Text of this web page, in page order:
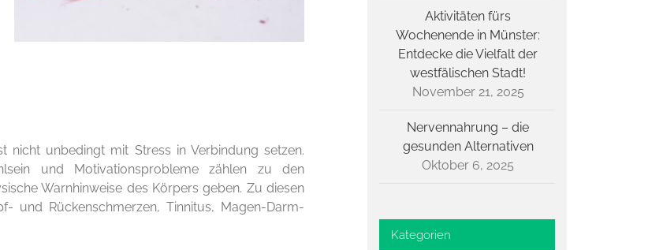
nicht unbedingt mit Stress in Verbindung setzen.
und Motivationsprobleme zählen zu den
Warnhinweise des Körpers geben. Zu diesen
und Rückenschmerzen, Tinnitus, Magen-Darm-
Aktivitäten fürs
Wochenende in Münster:
Entdecke die Vielfalt der
westfälischen Stadt!
November 21, 2025
Nervennahrung – die
gesunden Alternativen
Oktober 6, 2025
Kategorien